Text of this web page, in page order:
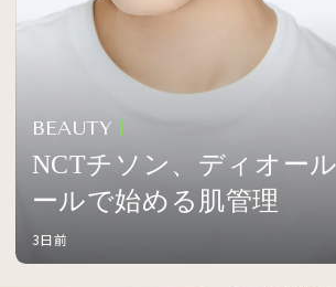
BEAUTY
NCTチソン、ディオー
ールで始める肌管理
3日前